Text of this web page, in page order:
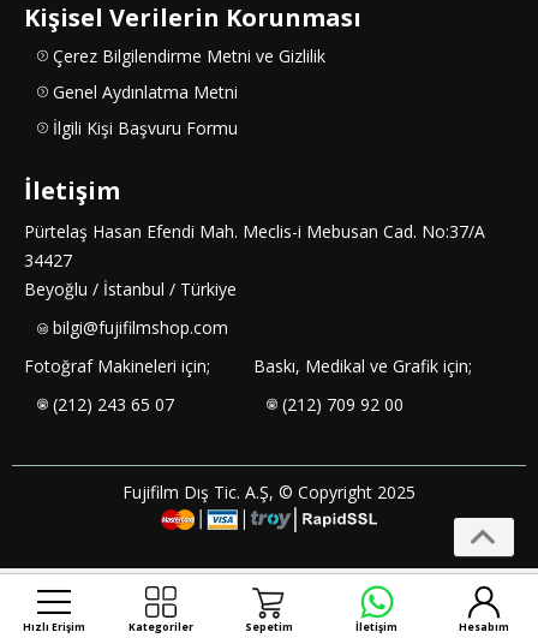
Kişisel Verilerin Korunması
Çerez Bilgilendirme Metni ve Gizlilik
Genel Aydınlatma Metni
İlgili Kişi Başvuru Formu
İletişim
Pürtelaş Hasan Efendi Mah. Meclis-i Mebusan Cad. No:37/A
34427
Beyoğlu / İstanbul / Türkiye
bilgi@fujifilmshop.com
Fotoğraf Makineleri için;
(212) 243 65 07
Baskı, Medikal ve Grafik için;
(212) 709 92 00
Fujifilm Dış Tic. A.Ş, © Copyright 2025
Hızlı Erişim Kategoriler Sepetim İletişim Hesabım